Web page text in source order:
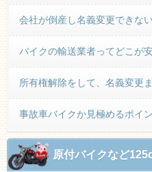
会社が倒産し名義変更できない
バイクの輸送業者ってどこが
所有権解除をして、名義変更
事故車バイクか見極めるポイ
原付バイクなど